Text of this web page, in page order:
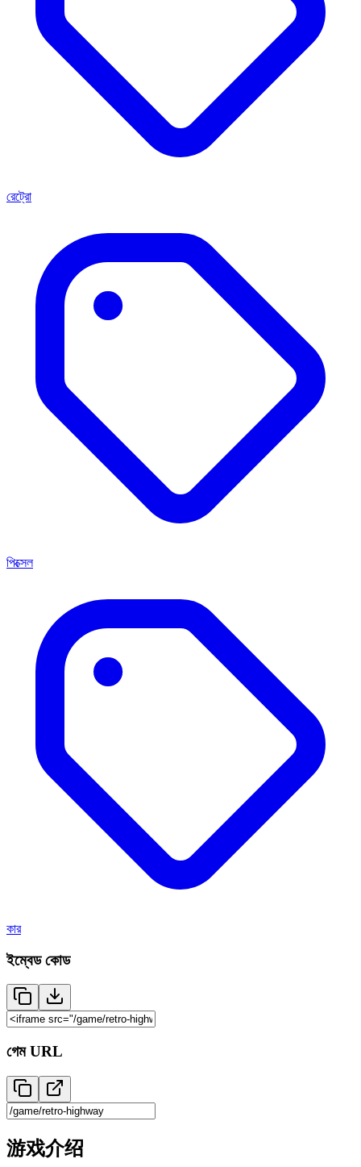
রেট্রো
পিক্সেল
কার
ইম্বেড কোড
গেম URL
游戏介绍